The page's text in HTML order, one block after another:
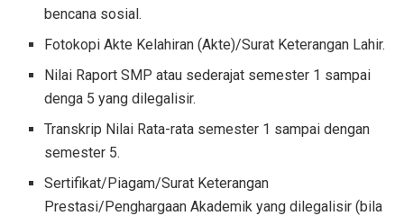
bencana sosial.
Fotokopi Akte Kelahiran (Akte)/Surat Keterangan Lahir.
Nilai Raport SMP atau sederajat semester 1 sampai
denga 5 yang dilegalisir.
Transkrip Nilai Rata-rata semester 1 sampai dengan
semester 5.
Sertifikat/Piagam/Surat Keterangan
Prestasi/Penghargaan Akademik yang dilegalisir (bila